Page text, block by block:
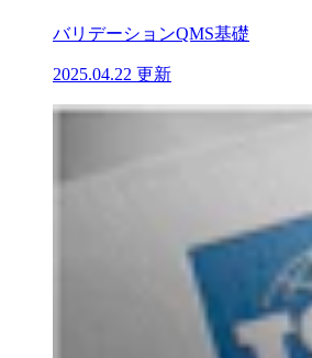
バリデーションQMS基礎
2025.04.22 更新